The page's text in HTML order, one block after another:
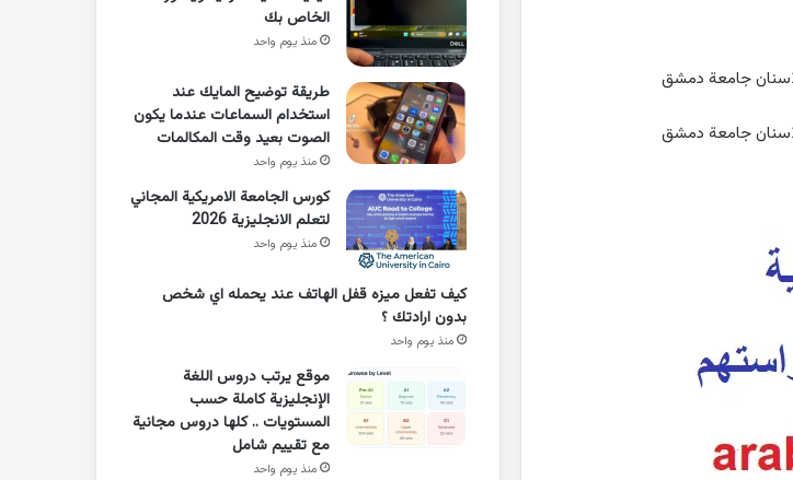
الخاص بك
منذ يوم واحد
طريقة توضيح المايك عند
استخدام السماعات عندما يكون
الصوت بعيد وقت المكالمات
منذ يوم واحد
كورس الجامعة الامريكية المجاني
لتعلم الانجليزية 2026
منذ يوم واحد
كيف تفعل ميزه قفل الهاتف عند يحمله اي شخص
بدون ارادتك ؟
منذ يوم واحد
موقع يرتب دروس اللغة
الإنجليزية كاملة حسب
المستويات .. كلها دروس مجانية
مع تقييم شامل
منذ يوم واحد